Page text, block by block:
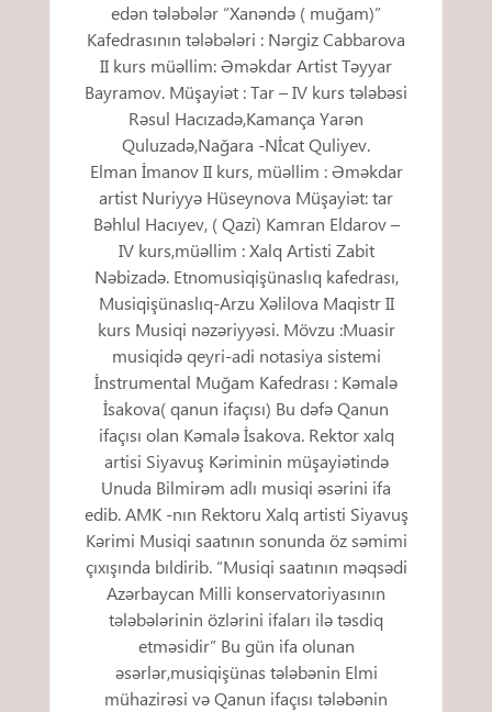
edən tələbələr “Xanəndə ( muğam)”
Kafedrasının tələbələri : Nərgiz Cabbarova
II kurs müəllim: Əməkdar Artist Təyyar
Bayramov. Müşayiət : Tar – IV kurs tələbəsi
Rəsul Hacızadə,Kamança Yarən
Quluzadə,Nağara -Nİcat Quliyev.
Elman İmanov II kurs, müəllim : Əməkdar
artist Nuriyyə Hüseynova Müşayiət: tar
Bəhlul Hacıyev, ( Qazi) Kamran Eldarov –
IV kurs,müəllim : Xalq Artisti Zabit
Nəbizadə. Etnomusiqişünaslıq kafedrası,
Musiqişünaslıq-Arzu Xəlilova Maqistr II
kurs Musiqi nəzəriyyəsi. Mövzu :Muasir
musiqidə qeyri-adi notasiya sistemi
İnstrumental Muğam Kafedrası : Kəmalə
İsakova( qanun ifaçısı) Bu dəfə Qanun
ifaçısı olan Kəmalə İsakova. Rektor xalq
artisi Siyavuş Kəriminin müşayiətində
Unuda Bilmirəm adlı musiqi əsərini ifa
edib. AMK -nın Rektoru Xalq artisti Siyavuş
Kərimi Musiqi saatının sonunda öz səmimi
çıxışında bıldirib. “Musiqi saatının məqsədi
Azərbaycan Milli konservatoriyasının
tələbələrinin özlərini ifaları ilə təsdiq
etməsidir” Bu gün ifa olunan
əsərlər,musiqişünas tələbənin Elmi
mühazirəsi və Qanun ifaçısı tələbənin